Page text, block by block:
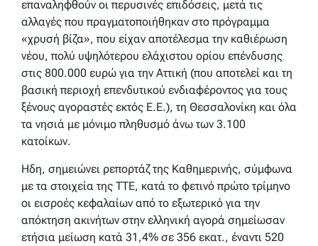
επαναληφθούν οι περυσινές επιδόσεις, μετά τις
αλλαγές που πραγματοποιήθηκαν στο πρόγραμμα
«χρυσή βίζα», που είχαν αποτέλεσμα την καθιέρωση
νέου, πολύ υψηλότερου ελάχιστου ορίου επένδυσης
στις 800.000 ευρώ για την Αττική (που αποτελεί και τη
βασική περιοχή επενδυτικού ενδιαφέροντος για τους
ξένους αγοραστές εκτός Ε.Ε.), τη Θεσσαλονίκη και όλα
τα νησιά με μόνιμο πληθυσμό άνω των 3.100
κατοίκων.
Ηδη, σημειώνει ρεπορτάζ της Καθημερινής, σύμφωνα
με τα στοιχεία της ΤΤΕ, κατά το φετινό πρώτο τρίμηνο
οι εισροές κεφαλαίων από το εξωτερικό για την
απόκτηση ακινήτων στην ελληνική αγορά σημείωσαν
ετήσια μείωση κατά 31,4% σε 356 εκατ., έναντι 520